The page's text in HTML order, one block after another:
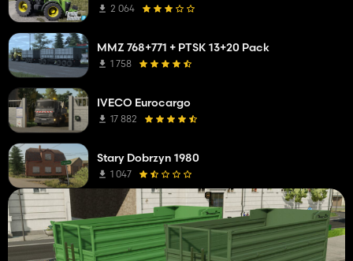
2 064
MMZ 768+771 + PTSK 13+20 Pack
1 758
IVECO Eurocargo
17 882
Stary Dobrzyn 1980
1 047